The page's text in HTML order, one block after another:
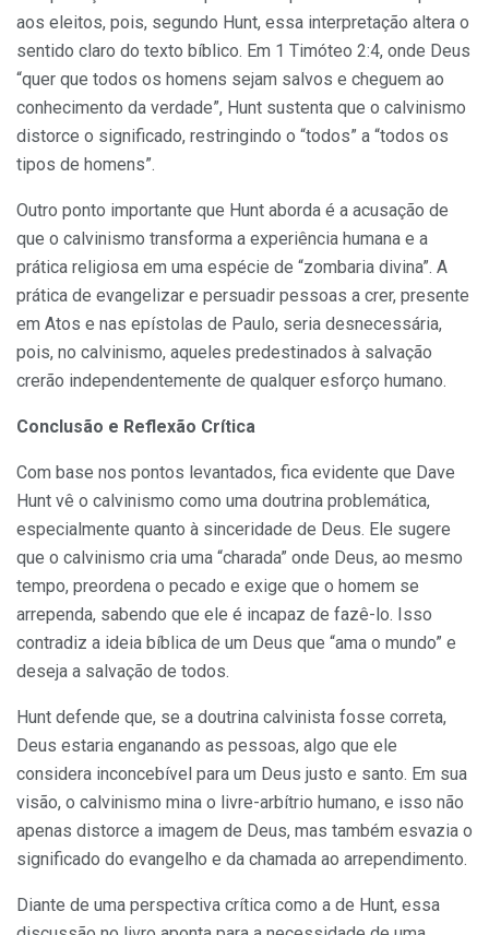
aos eleitos, pois, segundo Hunt, essa interpretação altera o
sentido claro do texto bíblico. Em 1 Timóteo 2:4, onde Deus
“quer que todos os homens sejam salvos e cheguem ao
conhecimento da verdade”, Hunt sustenta que o calvinismo
distorce o significado, restringindo o “todos” a “todos os
tipos de homens”.
Outro ponto importante que Hunt aborda é a acusação de
que o calvinismo transforma a experiência humana e a
prática religiosa em uma espécie de “zombaria divina”. A
prática de evangelizar e persuadir pessoas a crer, presente
em Atos e nas epístolas de Paulo, seria desnecessária,
pois, no calvinismo, aqueles predestinados à salvação
crerão independentemente de qualquer esforço humano.
Conclusão e Reflexão Crítica
Com base nos pontos levantados, fica evidente que Dave
Hunt vê o calvinismo como uma doutrina problemática,
especialmente quanto à sinceridade de Deus. Ele sugere
que o calvinismo cria uma “charada” onde Deus, ao mesmo
tempo, preordena o pecado e exige que o homem se
arrependa, sabendo que ele é incapaz de fazê-lo. Isso
contradiz a ideia bíblica de um Deus que “ama o mundo” e
deseja a salvação de todos.
Hunt defende que, se a doutrina calvinista fosse correta,
Deus estaria enganando as pessoas, algo que ele
considera inconcebível para um Deus justo e santo. Em sua
visão, o calvinismo mina o livre-arbítrio humano, e isso não
apenas distorce a imagem de Deus, mas também esvazia o
significado do evangelho e da chamada ao arrependimento.
Diante de uma perspectiva crítica como a de Hunt, essa